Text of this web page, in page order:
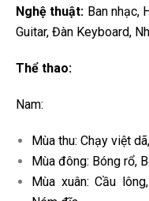
Nghệ thuật: Ban nhạc,
Guitar, Đàn Keyboard,
Thể thao:
Nam:
Mùa thu: Chạy việt
Mùa đông: Bóng rổ,
Mùa xuân: Cầu